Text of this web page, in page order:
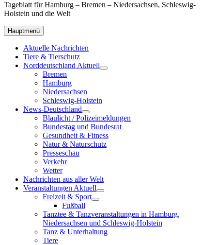
Tageblatt für Hamburg – Bremen – Niedersachsen, Schleswig-
Holstein und die Welt
Hauptmenü
Aktuelle Nachrichten
Tiere & Tierschutz
Norddeutschland Aktuell
Bremen
Hamburg
Niedersachsen
Schleswig-Holstein
News-Deutschland
Blaulicht / Polizeimeldungen
Bundestag und Bundesrat
Gesundheit & Fitness
Natur & Naturschutz
Presseschau
Verkehr
Wetter
Nachrichten aus aller Welt
Veranstaltungen Aktuell
Freizeit & Sport
Fußball
Tanztee & Tanzveranstaltungen in Hamburg,
Niedersachsen und Schleswig-Holstein
Tanz & Unterhaltung
Tiere